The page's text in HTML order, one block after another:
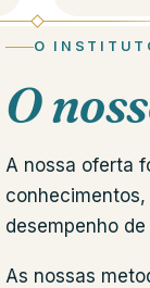
O
O
A nossa oferta
desempenho
As nossas